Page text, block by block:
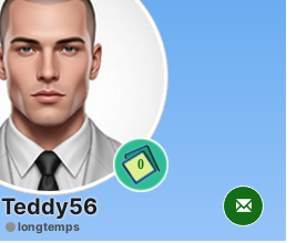
0
Teddy56
longtemps